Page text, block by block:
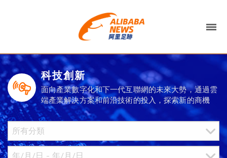
科技創新
面向產業數字化和下一代互聯網的未來大勢，通過雲
端產業解決方案和前沿技術的投入，探索新的商機